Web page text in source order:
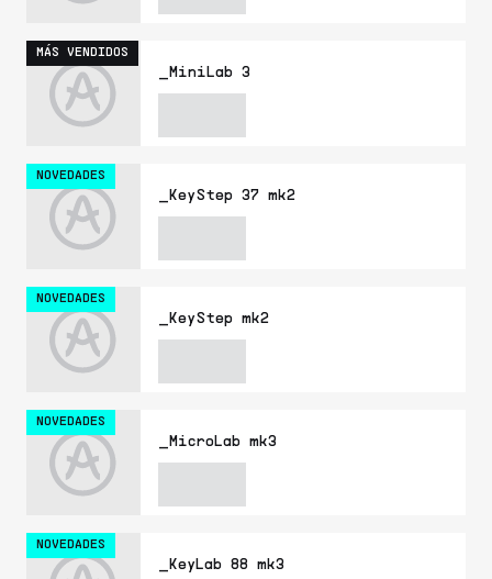
MÁS VENDIDOS
_MiniLab 3
NOVEDADES
_KeyStep 37 mk2
NOVEDADES
_KeyStep mk2
NOVEDADES
_MicroLab mk3
NOVEDADES
_KeyLab 88 mk3